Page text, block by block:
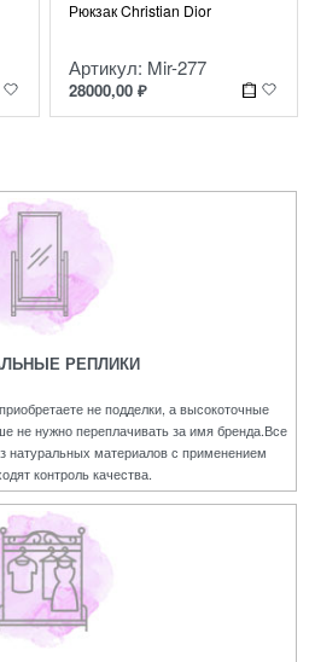
Рюкзак Christian Dior
Артикул: Mir-277
28000,00 ₽
РЕПЛИКИ
не подделки, а высокоточные
не нужно переплачивать за имя бренда.Все
натуральных материалов с применением
контроль качества.